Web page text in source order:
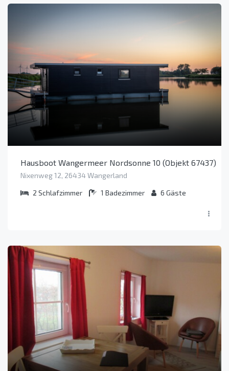
Hausboot Wangermeer Nordsonne 10 (Objekt 67437)
Nixenweg 12, 26434 Wangerland
2 Schlafzimmer 1 Badezimmer 6 Gäste